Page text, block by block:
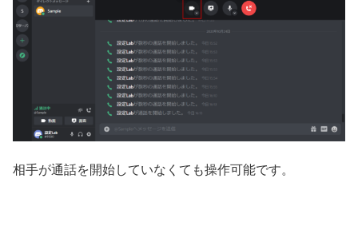
相手が通話を開始していなくても操作可能です。